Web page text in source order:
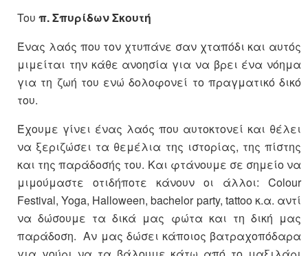
Toυ π. Σπυρίδων Σκουτή
Ένας λαός που τον χτυπάνε σαν χταπόδι και αυτός
μιμείται την κάθε ανοησία για να βρει ένα νόημα
για τη ζωή του ενώ δολοφονεί το πραγματικό δικό
του.
Έχουμε γίνει ένας λαός που αυτοκτονεί και θέλει
να ξεριζώσει τα θεμέλια της ιστορίας, της πίστης
και της παράδοσής του. Και φτάνουμε σε σημείο να
μιμούμαστε οτιδήποτε κάνουν οι άλλοι: Colour
Festival, Yoga, Halloween, bachelor party, tattoo κ.α. αντί
να δώσουμε τα δικά μας φώτα και τη δική μας
παράδοση. Αν μας δώσει κάποιος βατραχοπόδαρα